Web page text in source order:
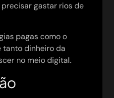
gastar rios de
pagas como o
tanto dinheiro da
no meio digital.